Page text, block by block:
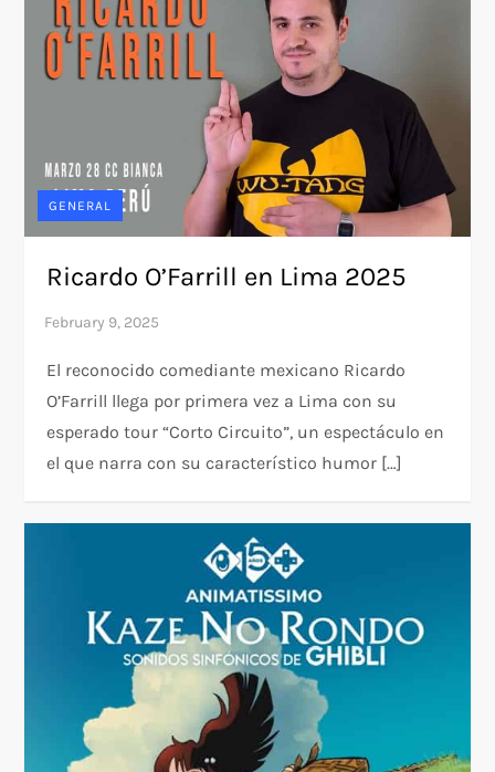
GENERAL
Ricardo O’Farrill en Lima 2025
El reconocido comediante mexicano Ricardo
O’Farrill llega por primera vez a Lima con su
esperado tour “Corto Circuito”, un espectáculo en
el que narra con su característico humor […]